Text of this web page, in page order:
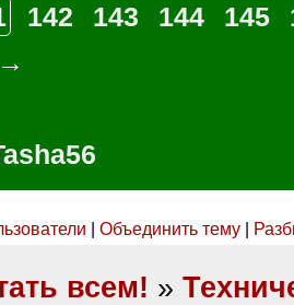
142 143 144 145
Объединить тему
всем! »